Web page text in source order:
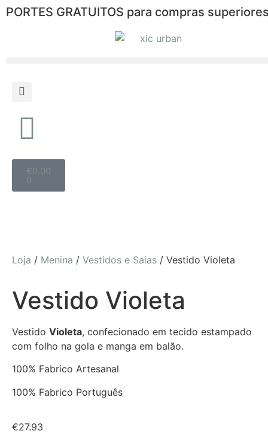
PORTES GRATUITOS para compras
€0.00
0
Loja / Menina / Vestidos e Saias / Vestido Violeta
Vestido Violeta
Vestido Violeta, confecionado em tecido estampado
com folho na gola e manga em balão.
100% Fabrico Artesanal
100% Fabrico Português
€27.93